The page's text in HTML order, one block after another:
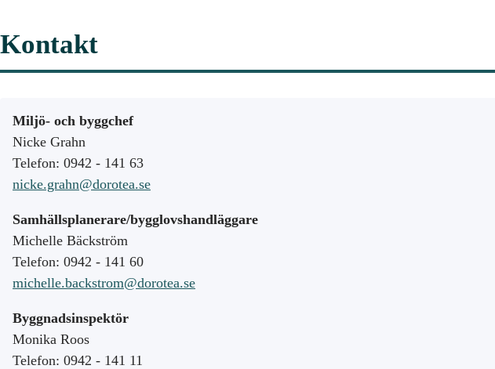
Kontakt
Miljö- och byggchef
Nicke Grahn
Telefon: 0942 - 141 63
nicke.grahn@dorotea.se
Samhällsplanerare/bygglovshandläggare
Michelle Bäckström
Telefon: 0942 - 141 60
michelle.backstrom@dorotea.se
Byggnadsinspektör
Monika Roos
Telefon: 0942 - 141 11